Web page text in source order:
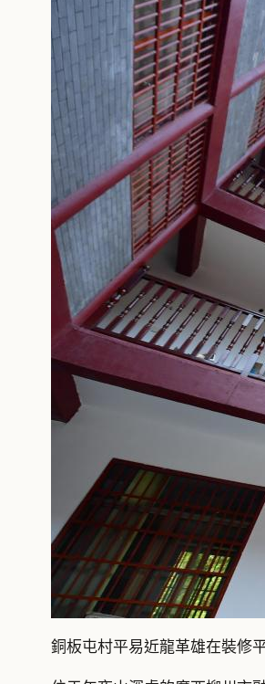
銅板屯村平易近龍革雄在裝修